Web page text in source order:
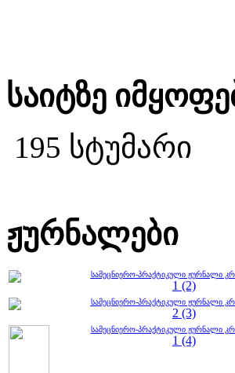
საიტზე
195 სტუმარი
ჟურნალები
სამეცნიერო-პრაქტიკული ჟურნალი
1 (2)
სამეცნიერო-პრაქტიკული ჟურნალი
2 (3)
სამეცნიერო-პრაქტიკული ჟურნალი
1 (4)